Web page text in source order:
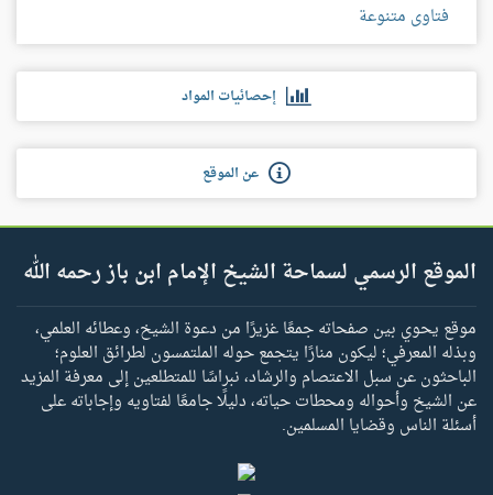
فتاوى متنوعة
إحصائيات المواد
عن الموقع
الموقع الرسمي لسماحة الشيخ الإمام ابن باز رحمه الله
موقع يحوي بين صفحاته جمعًا غزيرًا من دعوة الشيخ، وعطائه العلمي،
وبذله المعرفي؛ ليكون منارًا يتجمع حوله الملتمسون لطرائق العلوم؛
الباحثون عن سبل الاعتصام والرشاد، نبراسًا للمتطلعين إلى معرفة المزيد
عن الشيخ وأحواله ومحطات حياته، دليلًا جامعًا لفتاويه وإجاباته على
أسئلة الناس وقضايا المسلمين.